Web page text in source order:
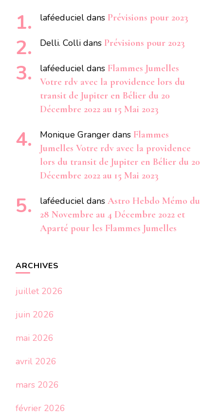
laféeduciel dans Prévisions pour 2023
Delli. Colli dans Prévisions pour 2023
laféeduciel dans Flammes Jumelles
Votre rdv avec la providence lors du
transit de Jupiter en Bélier du 20
Décembre 2022 au 15 Mai 2023
Monique Granger dans Flammes
Jumelles Votre rdv avec la providence
lors du transit de Jupiter en Bélier du 20
Décembre 2022 au 15 Mai 2023
laféeduciel dans Astro Hebdo Mémo du
28 Novembre au 4 Décembre 2022 et
Aparté pour les Flammes Jumelles
ARCHIVES
juillet 2026
juin 2026
mai 2026
avril 2026
mars 2026
février 2026